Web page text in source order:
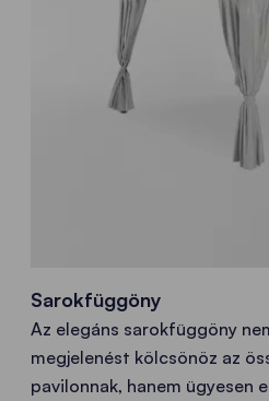
Sarokfüggöny
Az elegáns sarokfüggöny
megjelenést kölcsönöz az
pavilonnak, hanem ügyesen